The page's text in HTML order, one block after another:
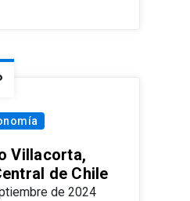
Villacorta,
de Chile
de 2024